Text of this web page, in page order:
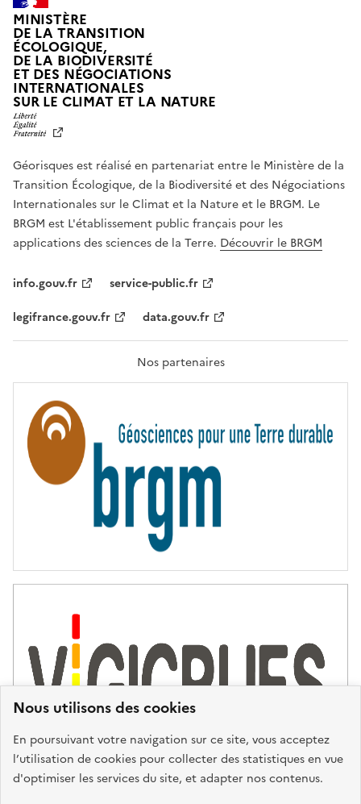
Nous utilisons des cookies
En poursuivant votre navigation sur ce site, vous acceptez
l’utilisation de cookies pour collecter des statistiques en vue
d'optimiser les services du site, et adapter nos contenus.
MINISTÈRE
DE LA TRANSITION
ÉCOLOGIQUE,
DE LA BIODIVERSITÉ
ET DES NÉGOCIATIONS
INTERNATIONALES
SUR LE CLIMAT ET LA NATUREL
T
É
,
É
G
A
L
F
A
T
R
T
É
Géorisques est réalisé en partenariat entre le Ministère de la
Transition Écologique, de la Biodiversité et des Négociations
Internationales sur le Climat et la Nature et le BRGM. Le
BRGM est L'établissement public français pour les
applications des sciences de la Terre. Découvrir le BRGM
info.gouv.fr
service-public.fr
legifrance.gouv.fr
data.gouv.fr
Nos partenaires